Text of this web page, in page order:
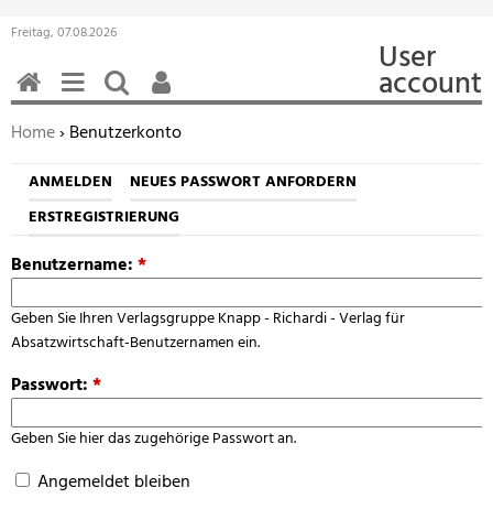
Freitag, 07.08.2026
User
account
Sie befinden sich hier:
Home› Benutzerkonto
ANMELDEN
NEUES PASSWORT ANFORDERN
ERSTREGISTRIERUNG
Benutzername:*
Geben Sie Ihren Verlagsgruppe Knapp - Richardi - Verlag für
Absatzwirtschaft-Benutzernamen ein.
Passwort:*
Geben Sie hier das zugehörige Passwort an.
Angemeldet bleiben
HOMEMENÜSUCHEN
BENUTZERFUNKTIONEN